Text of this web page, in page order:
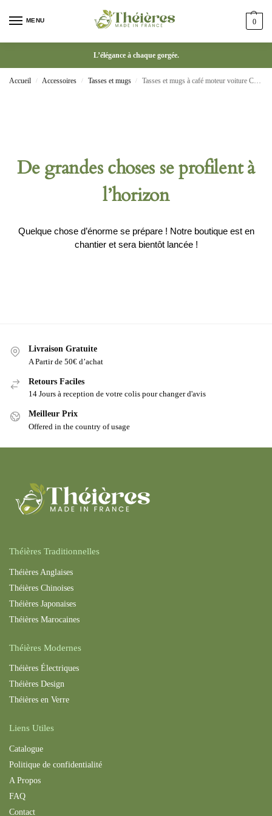
MENU 0
L’élégance à chaque gorgée.
Accueil / Accessoires / Tasses et mugs / Tasses et mugs à café moteur voiture Cocktail en acier inoxydable
De grandes choses se profilent à
l’horizon
Quelque chose d’énorme se prépare ! Notre boutique est en
chantier et sera bientôt lancée !
Livraison Gratuite
A Partir de 50€ d’achat
Retours Faciles
14 Jours à reception de votre colis pour changer d'avis
Meilleur Prix
Offered in the country of usage
Théières Traditionnelles
Théières Anglaises
Théières Chinoises
Théières Japonaises
Théières Marocaines
Théières Modernes
Théières Électriques
Théières Design
Théières en Verre
Liens Utiles
Catalogue
Politique de confidentialité
A Propos
FAQ
Contact